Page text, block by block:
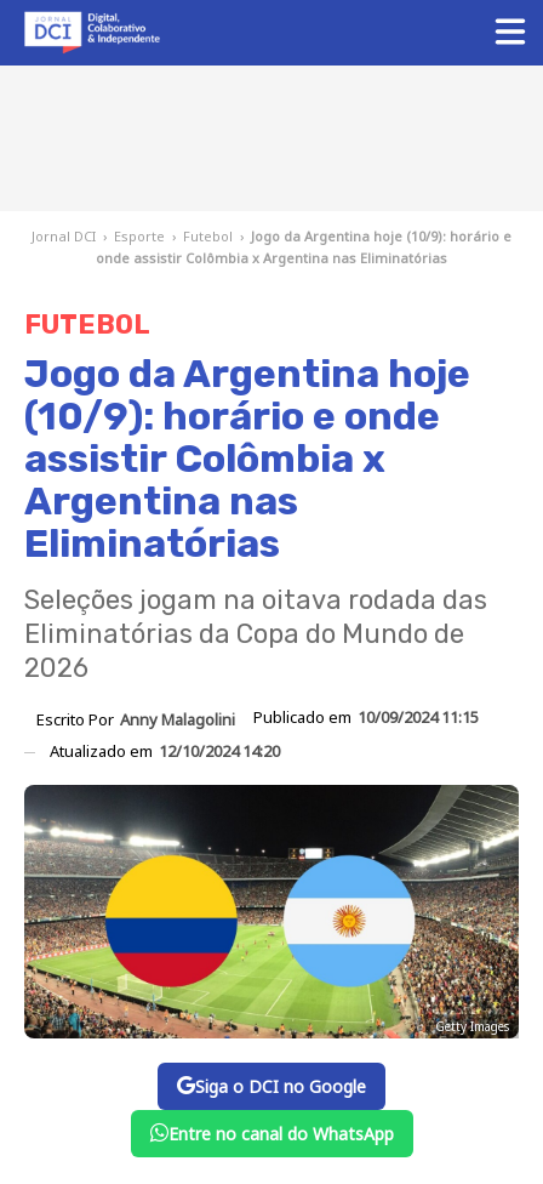
Jornal DCI › Esporte › Futebol › Jogo da Argentina hoje (10/9): horário e
onde assistir Colômbia x Argentina nas Eliminatórias
FUTEBOL
Jogo da Argentina hoje
(10/9): horário e onde
assistir Colômbia x
Argentina nas
Eliminatórias
Seleções jogam na oitava rodada das
Eliminatórias da Copa do Mundo de
2026
Escrito Por Anny Malagolini Publicado em 10/09/2024 11:15
Atualizado em 12/10/2024 14:20
Getty Images
Siga o DCI no Google
Entre no canal do WhatsApp